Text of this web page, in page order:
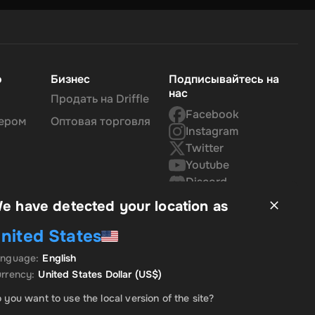
Бизнес
Продать на Driffle
Оптовая торговля
Подписывайтесь на
нас
Facebook
Instagram
Twitter
Youtube
Discord
have detected your location as
States
: English
: United States Dollar(US$)
you want to use the local version of the site?